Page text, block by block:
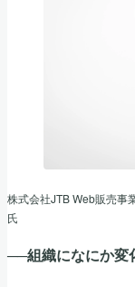
株式会社JTB Web販売事
氏
──組織になにか変